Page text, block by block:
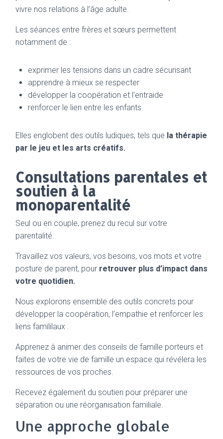
vivre nos relations à l’âge adulte.
Les séances entre frères et sœurs permettent
notamment de :
exprimer les tensions dans un cadre sécurisant
apprendre à mieux se respecter
développer la coopération et l’entraide
renforcer le lien entre les enfants.
Elles englobent des outils ludiques, tels que la thérapie
par le jeu et les arts créatifs.
Consultations parentales et
soutien à la
monoparentalité
Seul ou en couple, prenez du recul sur votre
parentalité.
Travaillez vos valeurs, vos besoins, vos mots et votre
posture de parent, pour retrouver plus d’impact dans
votre quotidien.
Nous explorons ensemble des outils concrets pour
développer la coopération, l’empathie et renforcer les
liens famililaux .
Apprenez à animer des conseils de famille porteurs et
faites de votre vie de famille un espace qui révélera les
ressources de vos proches.
Recevez également du soutien pour préparer une
séparation ou une réorganisation familiale.
Une approche globale